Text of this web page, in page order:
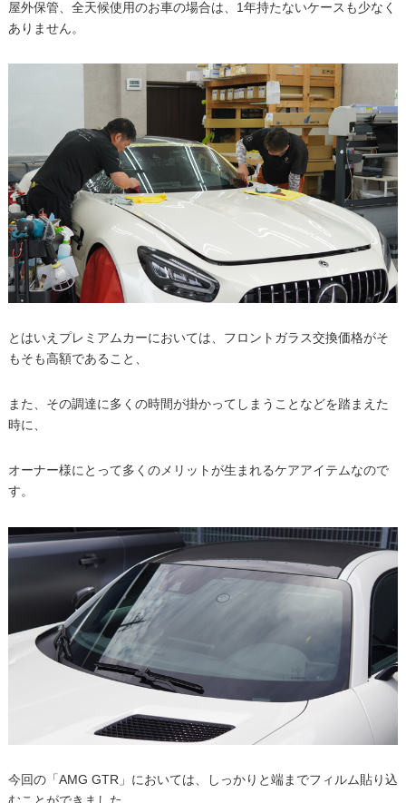
屋外保管、全天候使用のお車の場合は、1年持たないケースも少なく
ありません。
とはいえプレミアムカーにおいては、フロントガラス交換価格がそ
もそも高額であること、
また、その調達に多くの時間が掛かってしまうことなどを踏まえた
時に、
オーナー様にとって多くのメリットが生まれるケアアイテムなので
す。
今回の「AMG GTR」においては、しっかりと端までフィルム貼り込